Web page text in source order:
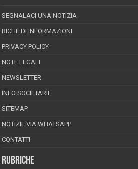
SEGNALACI UNA NOTIZIA
RICHIEDI INFORMAZIONI
PRIVACY POLICY
NOTE LEGALI
NEWSLETTER
INFO SOCIETARIE
SITEMAP
NOTIZIE VIA WHATSAPP
CONTATTI
RUBRICHE